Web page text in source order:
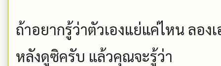
ถ้าอยากรู้ว่าตัวเองแย่แค่ไหน ลอ
หลังดูซิครับ แล้วคุณจะรู้ว่า